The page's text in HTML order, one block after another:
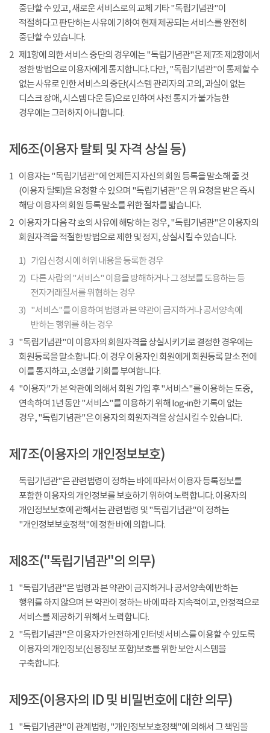
중단할 수 있고, 새로운 서비스로의 교체 기타 "독립기념관"이
적절하다고 판단하는 사유에 기하여 현재 제공되는 서비스를 완전히
중단할 수 있습니다.
2 제1항에 의한 서비스 중단의 경우에는 "독립기념관"은 제7조 제2항에서
정한 방법으로 이용자에게 통지합니다. 다만, "독립기념관"이 통제할 수
없는 사유로 인한 서비스의 중단(시스템 관리자의 고의, 과실이 없는
디스크 장애, 시스템 다운 등)으로 인하여 사전 통지가 불가능한
경우에는 그러하지 아니합니다.
제6조(이용자 탈퇴 및 자격 상실 등)
1 이용자는 "독립기념관"에 언제든지 자신의 회원 등록을 말소해 줄 것
(이용자 탈퇴)을 요청할 수 있으며 "독립기념관"은 위 요청을 받은 즉시
해당 이용자의 회원 등록 말소를 위한 절차를 밟습니다.
2 이용자가 다음 각 호의 사유에 해당하는 경우, "독립기념관"은 이용자의
회원자격을 적절한 방법으로 제한 및 정지, 상실시킬 수 있습니다.
1) 가입 신청 시에 허위 내용을 등록한 경우
2) 다른 사람의 "서비스" 이용을 방해하거나 그 정보를 도용하는 등
전자거래질서를 위협하는 경우
3) "서비스"를 이용하여 법령과 본 약관이 금지하거나 공서양속에
반하는 행위를 하는 경우
3 "독립기념관"이 이용자의 회원자격을 상실시키기로 결정한 경우에는
회원등록을 말소합니다. 이 경우 이용자인 회원에게 회원등록 말소 전에
이를 통지하고, 소명할 기회를 부여합니다.
4
"이용자"가 본 약관에 의해서 회원 가입 후 "서비스"를 이용하는 도중,
연속하여 1년 동안 "서비스"를 이용하기 위해 log-in한 기록이 없는
경우, "독립기념관"은 이용자의 회원자격을 상실시킬 수 있습니다.
제7조(이용자의 개인정보보호)
독립기념관"은 관련법령이 정하는 바에 따라서 이용자 등록정보를
포함한 이용자의 개인정보를 보호하기 위하여 노력합니다. 이용자의
개인정보보호에 관해서는 관련법령 및 "독립기념관"이 정하는
"개인정보보호정책"에 정한 바에 의합니다.
제8조("독립기념관"의 의무)
1 "독립기념관"은 법령과 본 약관이 금지하거나 공서양속에 반하는
행위를 하지 않으며 본 약관이 정하는 바에 따라 지속적이고, 안정적으로
서비스를 제공하기 위해서 노력합니다.
2 "독립기념관"은 이용자가 안전하게 인터넷 서비스를 이용할 수 있도록
이용자의 개인정보(신용정보 포함)보호를 위한 보안 시스템을
구축합니다.
제9조(이용자의 ID 및 비밀번호에 대한 의무)
1 "독립기념관"이 관계법령, "개인정보보호정책"에 의해서 그 책임을